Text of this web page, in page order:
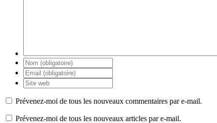
Prévenez-moi de tous les nouveaux commentaires par e-mail.
Prévenez-moi de tous les nouveaux articles par e-mail.